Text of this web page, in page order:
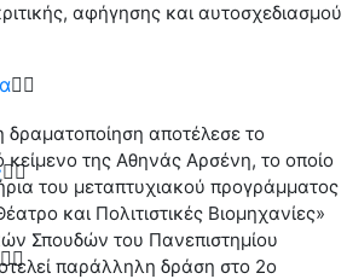
αφήγησης και αυτοσχεδιασμού
δραματοποίηση αποτέλεσε το
κείμενο της Αθηνάς Αρσένη, το οποίο
του μεταπτυχιακού προγράμματος
και Πολιτιστικές Βιομηχανίες»
Σπουδών του Πανεπιστημίου
παράλληλη δράση στο 2ο